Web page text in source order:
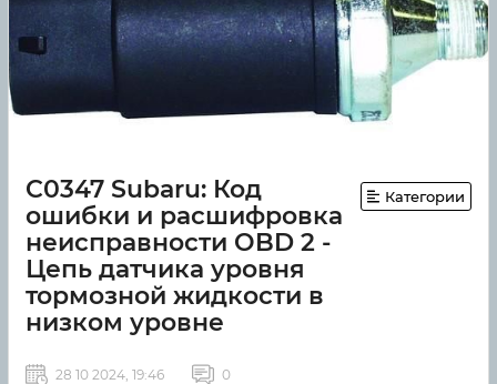
C0347 Subaru: Код
ошибки и расшифровка
неисправности OBD 2 -
Цепь датчика уровня
тормозной жидкости в
низком уровне
Категории
28 10 2024, 19:46 0